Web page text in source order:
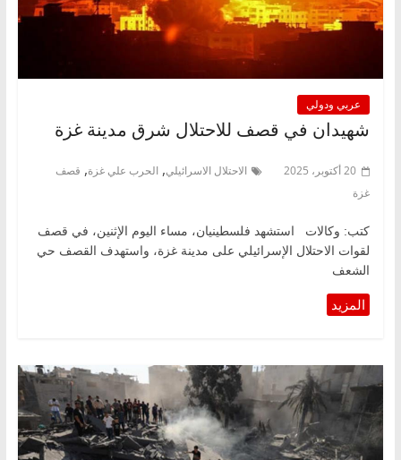
عربي ودولي
شهيدان في قصف للاحتلال شرق مدينة غزة
20 أكتوبر، 2025 الاحتلال الاسرائيلي, الحرب علي غزة, قصف
غزة
كتب: وكالات استشهد فلسطينيان، مساء اليوم الإثنين، في قصف
لقوات الاحتلال الإسرائيلي على مدينة غزة، واستهدف القصف حي
الشعف